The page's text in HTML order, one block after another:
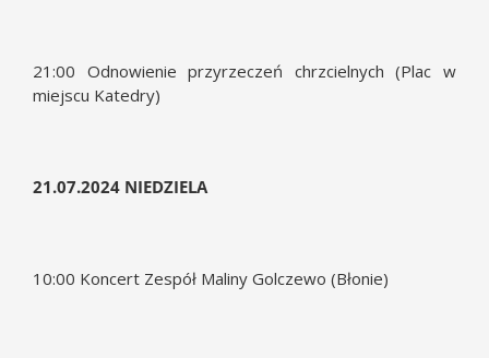
21:00 Odnowienie przyrzeczeń chrzcielnych (Plac w
miejscu Katedry)
21.07.2024 NIEDZIELA
10:00 Koncert Zespół Maliny Golczewo (Błonie)